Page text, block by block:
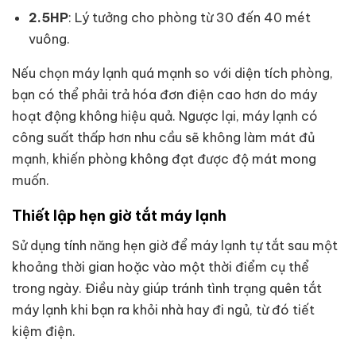
2.5HP: Lý tưởng cho phòng từ 30 đến 40 mét
vuông.
Nếu chọn máy lạnh quá mạnh so với diện tích phòng,
bạn có thể phải trả hóa đơn điện cao hơn do máy
hoạt động không hiệu quả. Ngược lại, máy lạnh có
công suất thấp hơn nhu cầu sẽ không làm mát đủ
mạnh, khiến phòng không đạt được độ mát mong
muốn.
Thiết lập hẹn giờ tắt máy lạnh
Sử dụng tính năng hẹn giờ để máy lạnh tự tắt sau một
khoảng thời gian hoặc vào một thời điểm cụ thể
trong ngày. Điều này giúp tránh tình trạng quên tắt
máy lạnh khi bạn ra khỏi nhà hay đi ngủ, từ đó tiết
kiệm điện.